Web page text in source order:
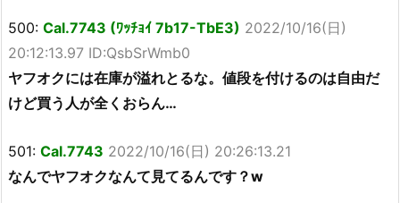
500: Cal.7743 (ﾜｯﾁｮｲ 7b17-TbE3) 2022/10/16(日)
20:12:13.97 ID:QsbSrWmb0
ヤフオクには在庫が溢れとるな。値段を付けるのは自由だ
けど買う人が全くおらん…
501: Cal.7743 2022/10/16(日) 20:26:13.21
なんでヤフオクなんて見てるんです？w